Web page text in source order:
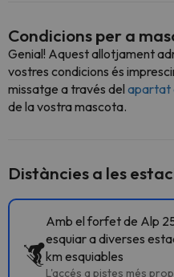
Condicions per a
Genial! Aquest allotjament
vostres condicions és
missatge a través del apartat
de la vostra mascota.
Distàncies a les
Amb el forfet de Alp
esquiar a diverses
km esquiables
L'accés a pistes més